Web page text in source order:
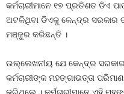
କର୍ମଚାରୀମାନେ ୧୭ ପ୍ରତିଶତ ଡିଏ
ଅଟକିଥିବା ଡିଏକୁ କେନ୍ଦ୍ର ସରକାର
ମଞ୍ଜୁର କରିଛନ୍ତି ।
ଉଲ୍ଲେଖନୀୟ ଯେ କେନ୍ଦ୍ର
କର୍ମଚାରୀଙ୍କ ମହଙ୍ଗାଭତ୍ତା